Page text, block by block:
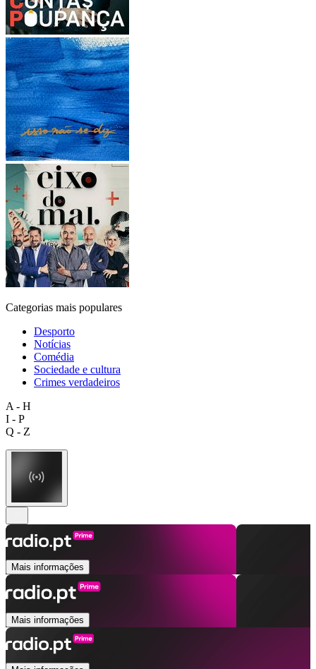
Categorias mais populares
Desporto
Notícias
Comédia
Sociedade e cultura
Crimes verdadeiros
A - H
I - P
Q - Z
Mais informações
Mais informações